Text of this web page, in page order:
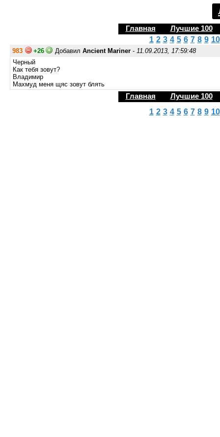
Главная Лучшие 100
1 2 3 4 5 6 7 8 9 10
983 +26 Добавил Ancient Mariner - 11.09.2013, 17:59:48
Черный
Как тебя зовут?
Владимир
Махмуд меня щяс зовут блять
Главная Лучшие 100
1 2 3 4 5 6 7 8 9 10